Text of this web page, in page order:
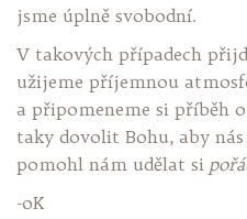
jsme úplně svobodní.
V takových případech
užijeme příjemnou
a připomeneme si příběh
taky dovolit Bohu, aby
pomohl nám udělat si
-oK